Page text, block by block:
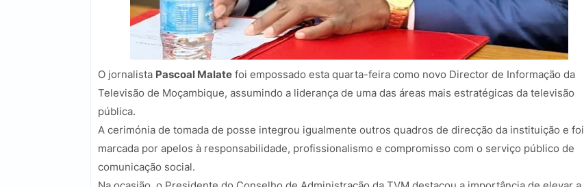
O jornalista Pascoal Malate foi empossado esta quarta-feira como novo Director de Informação da
Televisão de Moçambique, assumindo a liderança de uma das áreas mais estratégicas da televisão
pública.
A cerimónia de tomada de posse integrou igualmente outros quadros de direcção da instituição e foi
marcada por apelos à responsabilidade, profissionalismo e compromisso com o serviço público de
comunicação social.